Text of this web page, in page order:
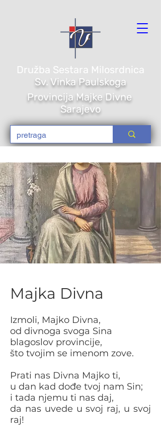
Družba Sestara Milosrdnica
Sv. Vinka Paulskoga
Provincija Majke Divne
Sarajevo
Majka Divna
Izmoli, Majko Divna,
od divnoga svoga Sina
blagoslov provincije,
što tvojim se imenom zove.
Prati nas Divna Majko ti,
u dan kad dođe tvoj nam Sin;
i tada njemu ti nas daj,
da nas uvede u svoj raj, u svoj
raj!